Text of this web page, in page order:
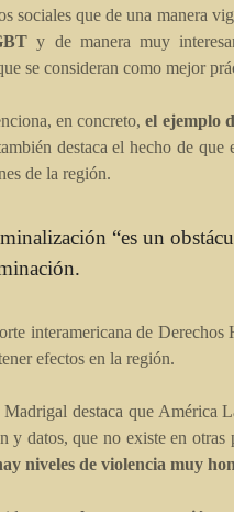
sociales que de una manera
y de manera muy
se consideran como mejor
en concreto,el ejemplo
destaca el hecho de
de la región.
“es un
interamericana de
efectos en la región.
destaca que América
y datos, que no existe en otras
niveles de violencia muy